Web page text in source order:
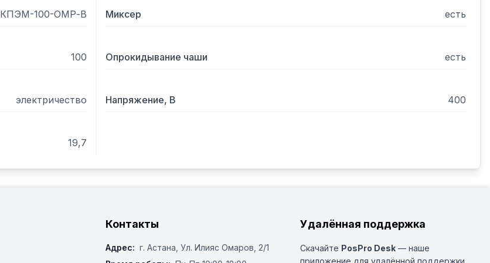
КПЭМ-100-ОМР-В Миксер есть
100 Опрокидывание чаши есть
электричество Напряжение, В 400
19,7
Контакты
Адрес: г. Астана, ​Ул. Илияс Омаров, 2/1
Удалённая поддержка
Скачайте PosPro Desk — наше
приложение для удалённой поддержки.